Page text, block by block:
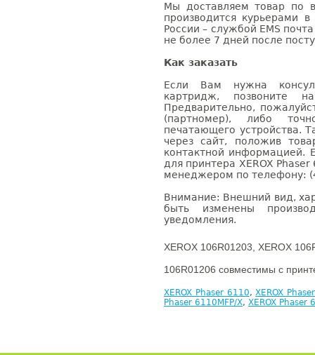
Мы доставляем товар по
производится курьерами
России – службой EMS
не более 7 дней после
Как заказать
Если Вам нужна
картридж, позвоните
Предварительно,
(партномер), либо
печатающего устройства.
через сайт, положив
контактной информацией.
для принтера XEROX
менеджером по телефону:
Внимание: Внешний вид,
быть изменены
уведомления.
XEROX 106R01203, XEROX
106R01206 совместимы с
XEROX Phaser 6110,XEROX
Phaser 6110MFP/X, XEROX Phaser